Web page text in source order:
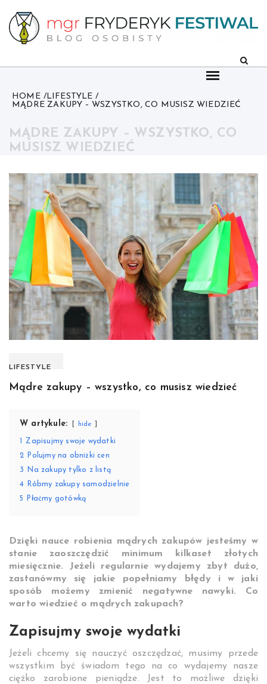
content
HOME
LIFESTYLE
MĄDRE ZAKUPY – WSZYSTKO, CO MUSISZ WIEDZIEĆ
MĄDRE ZAKUPY – WSZYSTKO, CO
MUSISZ WIEDZIEĆ
LIFESTYLE
Mądre zakupy – wszystko, co musisz wiedzieć
W artykule: hide
Zapisujmy swoje wydatki
2
Polujmy na obniżki cen
3
Na zakupy tylko z listą
4
Róbmy zakupy samodzielnie
5
Płaćmy gotówką
Dzięki nauce robienia mądrych zakupów jesteśmy w
stanie zaoszczędzić minimum kilkaset złotych
miesięcznie. Jeżeli regularnie wydajemy zbyt dużo,
zastanówmy się jakie popełniamy błędy i w jaki
sposób możemy zmienić negatywne nawyki. Co
warto wiedzieć o mądrych zakupach?
Zapisujmy swoje wydatki
Jeżeli chcemy się nauczyć oszczędzać, musimy przede
wszystkim być świadom tego na co wydajemy nasze
ciężko zarobione pieniądze. Jest to możliwe dzięki